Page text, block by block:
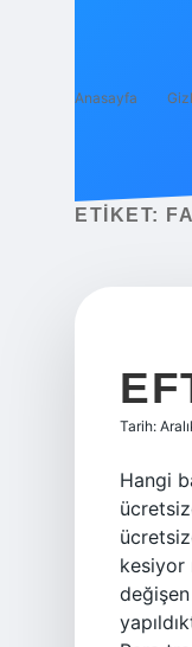
Anasayfa
ETIKET:
Tarih:
Hangi
kesiyor